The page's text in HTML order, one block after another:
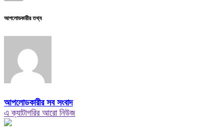
আপলোডকারীর তথ্য
আপলোডকারীর সব সংবাদ
এ ক্যাটাগরির আরো নিউজ